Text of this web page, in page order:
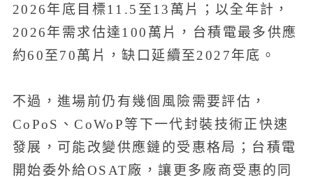
2026年底目標11.5至13萬片；以全年計，
2026年需求估達100萬片，台積電最多供應
約60至70萬片，缺口延續至2027年底。
不過，進場前仍有幾個風險需要評估，
CoPoS、CoWoP等下一代封裝技術正快速
發展，可能改變供應鏈的受惠格局；台積電
開始委外給OSAT廠，讓更多廠商受惠的同